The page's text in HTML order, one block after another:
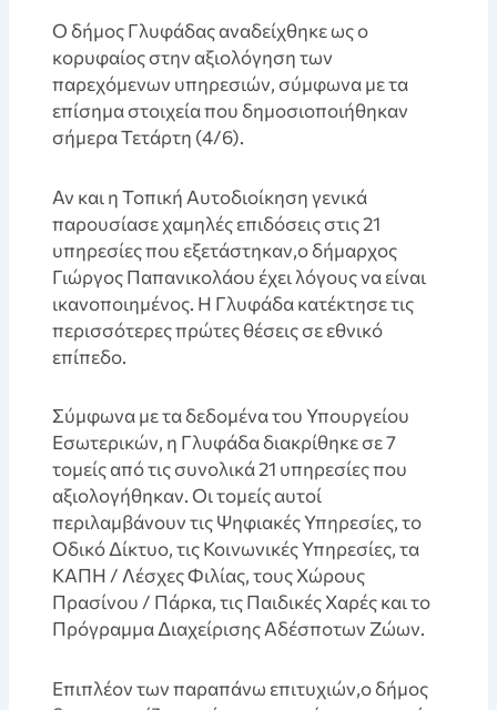
Ο δήμος Γλυφάδας αναδείχθηκε ως ο
κορυφαίος στην αξιολόγηση των
παρεχόμενων υπηρεσιών, σύμφωνα με τα
επίσημα στοιχεία που δημοσιοποιήθηκαν
σήμερα Τετάρτη (4/6).
Αν και η Τοπική Αυτοδιοίκηση γενικά
παρουσίασε χαμηλές επιδόσεις στις 21
υπηρεσίες που εξετάστηκαν,ο δήμαρχος
Γιώργος Παπανικολάου έχει λόγους να είναι
ικανοποιημένος. Η Γλυφάδα κατέκτησε τις
περισσότερες πρώτες θέσεις σε εθνικό
επίπεδο.
Σύμφωνα με τα δεδομένα του Υπουργείου
Εσωτερικών, η Γλυφάδα διακρίθηκε σε 7
τομείς από τις συνολικά 21 υπηρεσίες που
αξιολογήθηκαν. Οι τομείς αυτοί
περιλαμβάνουν τις Ψηφιακές Υπηρεσίες, το
Οδικό Δίκτυο, τις Κοινωνικές Υπηρεσίες, τα
ΚΑΠΗ / Λέσχες Φιλίας, τους Χώρους
Πρασίνου / Πάρκα, τις Παιδικές Χαρές και το
Πρόγραμμα Διαχείρισης Αδέσποτων Ζώων.
Επιπλέον των παραπάνω επιτυχιών,ο δήμος